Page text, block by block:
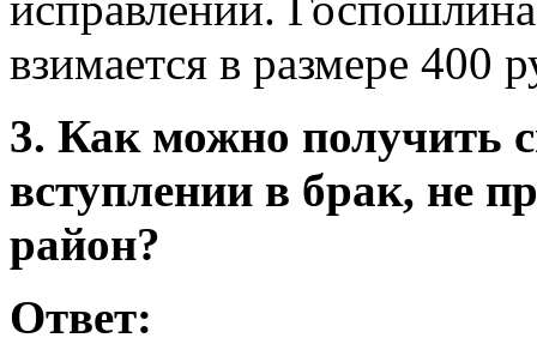
взимается в размере 400
3. Как можно получить
вступлении в брак, не
район?
Ответ: